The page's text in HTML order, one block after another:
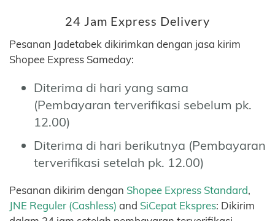
24 Jam Express Delivery
Pesanan Jadetabek dikirimkan dengan jasa kirim
Shopee Express Sameday:
Diterima di hari yang sama
(Pembayaran terverifikasi sebelum pk.
12.00)
Diterima di hari berikutnya (Pembayaran
terverifikasi setelah pk. 12.00)
Pesanan dikirim dengan Shopee Express Standard,
JNE Reguler (Cashless) and SiCepat Ekspres: Dikirim